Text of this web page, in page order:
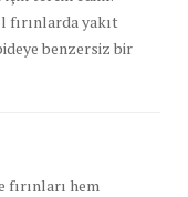
fırınlarda yakıt
benzersiz bir
hem